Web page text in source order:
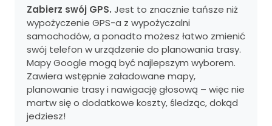
Zabierz swój GPS. Jest to znacznie tańsze niż
wypożyczenie GPS-a z wypożyczalni
samochodów, a ponadto możesz łatwo zmienić
swój telefon w urządzenie do planowania trasy.
Mapy Google mogą być najlepszym wyborem.
Zawiera wstępnie załadowane mapy,
planowanie trasy i nawigację głosową – więc nie
martw się o dodatkowe koszty, śledząc, dokąd
jedziesz!